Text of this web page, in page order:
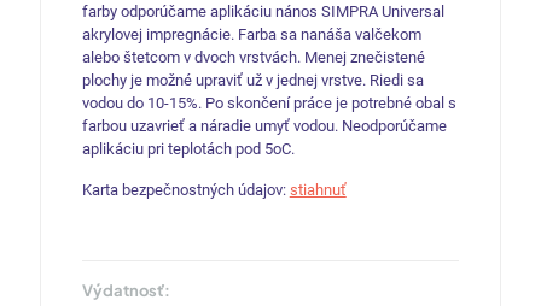
farby odporúčame aplikáciu nános SIMPRA Universal
akrylovej impregnácie. Farba sa nanáša valčekom
alebo štetcom v dvoch vrstvách. Menej znečistené
plochy je možné upraviť už v jednej vrstve. Riedi sa
vodou do 10-15%. Po skončení práce je potrebné obal s
farbou uzavrieť a náradie umyť vodou. Neodporúčame
aplikáciu pri teplotách pod 5oC.
Karta bezpečnostných údajov: stiahnuť
Výdatnosť: